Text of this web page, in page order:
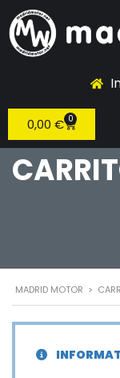
0,00 € 0
MADRID MOTOR >